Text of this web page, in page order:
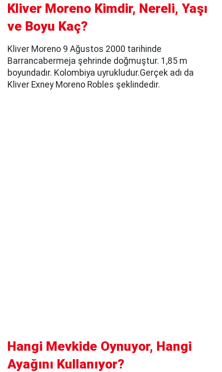
Kliver Moreno Kimdir, Nereli, Yaşı
ve Boyu Kaç?
Kliver Moreno 9 Ağustos 2000 tarihinde
Barrancabermeja şehrinde doğmuştur. 1,85 m
boyundadır. Kolombiya uyrukludur.Gerçek adı da
Kliver Exney Moreno Robles şeklindedir.
Hangi Mevkide Oynuyor, Hangi
Ayağını Kullanıyor?